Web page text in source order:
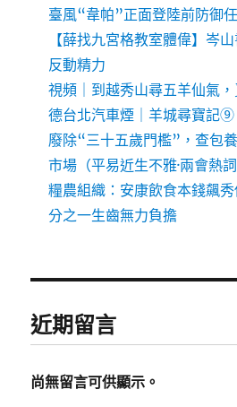
臺風“韋帕”正面登陸前防御
【薛找九宮格教室體偉】岑
反動精力
視頻｜到越秀山尋五羊仙氣
德台北汽車煙｜羊城尋寶記⑨
廢除“三十五歲門檻”，查包
市場（平易近生不雅·兩會熱
糧農組織：安康飲食本錢飆
分之一生齒無力負擔
近期留言
尚無留言可供顯示。